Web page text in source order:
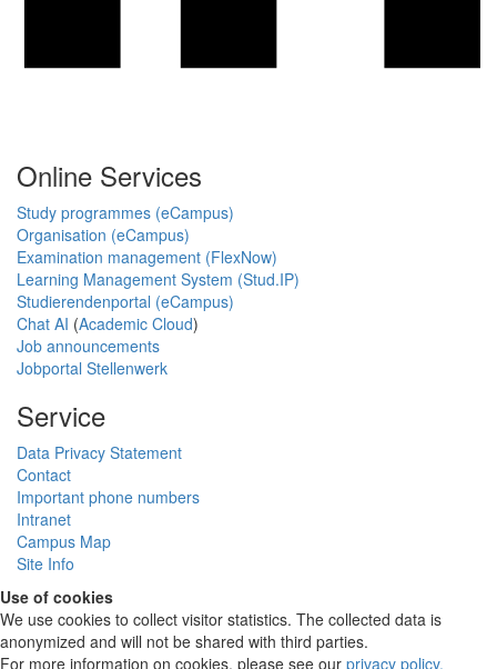
Online Services
Study programmes (eCampus)
Organisation (eCampus)
Examination management (FlexNow)
Learning Management System (Stud.IP)
Studierendenportal (eCampus)
Chat AI (Academic Cloud)
Job announcements
Jobportal Stellenwerk
Service
Data Privacy Statement
Contact
Important phone numbers
Intranet
Campus Map
Site Info
Use of cookies
We use cookies to collect visitor statistics. The collected data is
anonymized and will not be shared with third parties.
For more information on cookies, please see our privacy policy.